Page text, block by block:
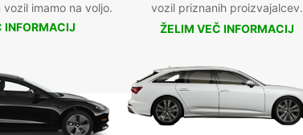
imamo na voljo.
INFORMACIJ
vozil priznanih proizvajalcev.
ŽELIM VEČ INFORMACIJ